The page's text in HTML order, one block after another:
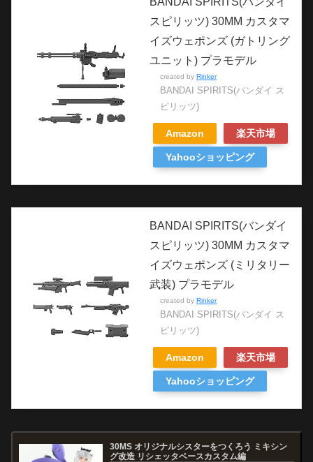
スピリッツ) 30MM カスタマ
イズウェポンズ (ガトリング
ユニット) プラモデル
created by Rinker
BANDAI SPIRITS(バンダイ ス
ピリッツ)
Amazon 楽天市場
Yahooショッピング
BANDAI SPIRITS(バンダイ
スピリッツ) 30MM カスタマ
イズウェポンズ (ミリタリー
武装) プラモデル
created by Rinker
BANDAI SPIRITS(バンダイ ス
ピリッツ)
Amazon 楽天市場
Yahooショッピング
30MS オリジナルシスターをつくろう ミキシン
グ改造 リシェッタベースカスタム編